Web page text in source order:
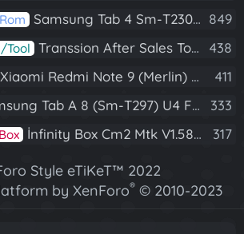
Samsung Tab 4 Sm-T230 Android 7.1 Stabil Eba Destekli Yazılım 849
Tool Transsion After Sales Tool V1.5.1 Full (Tüm Mtk Işlemcili Cihazları Meta Moda Alma) 438
Xiaomi Redmi Note 9 (Merlin) Nvram Yedeği Fix Nv By Dft Pro 411
Tab A 8 (Sm-T297) U4 Frp Reset 333
İnfinity Box Cm2 Mtk V1.58 Full Kurulum+Crack 317
Style eTiKeT™ 2022
by XenForo® © 2010-2023